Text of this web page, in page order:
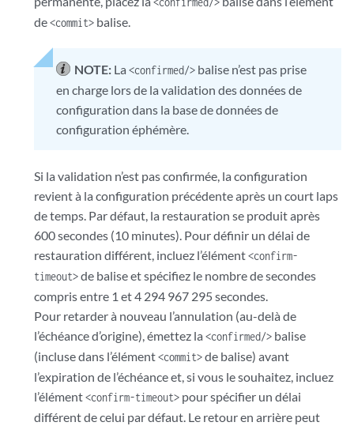
de<commit> balise.
NOTE: La<confirmed/> balise n’est pas prise
en charge lors de la validation des données de
configuration dans la base de données de
configuration éphémère.
Si la validation n’est pas confirmée, la configuration
revient à la configuration précédente après un court laps
de temps. Par défaut, la restauration se produit après
600 secondes (10 minutes). Pour définir un délai de
restauration différent, incluez l’élément<confirm-
timeout>de balise et spécifiez le nombre de secondes
compris entre 1 et 4 294 967 295 secondes.
Pour retarder à nouveau l’annulation (au-delà de
l’échéance d’origine), émettez la<confirmed/> balise
(incluse dans l’élément<commit>de balise) avant
l’expiration de l’échéance et, si vous le souhaitez, incluez
l’élément<confirm-timeout> pour spécifier un délai
différent de celui par défaut. Le retour en arrière peut